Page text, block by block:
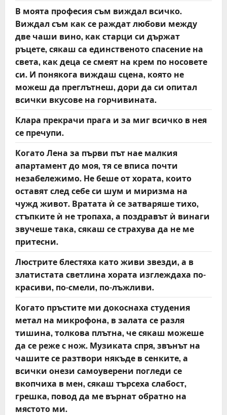
В моята професия съм виждал всичко.
Виждал съм как се раждат любови между
две чаши вино, как старци си държат
ръцете, сякаш са единственото спасение на
света, как деца се смеят на крем по носовете
си. И понякога виждаш сцена, която не
можеш да преглътнеш, дори да си опитал
всички вкусове на горчивината.
Клара прекрачи прага и за миг всичко в нея
се пречупи.
Когато Лена за първи път нае малкия
апартамент до моя, тя се вписа почти
незабележимо. Не беше от хората, които
оставят след себе си шум и миризма на
чужд живот. Вратата ѝ се затваряше тихо,
стъпките ѝ не тропаха, а поздравът ѝ винаги
звучеше така, сякаш се страхува да не ме
притесни.
Люстрите блестяха като живи звезди, а в
златистата светлина хората изглеждаха по-
красиви, по-смели, по-лъжливи.
Когато пръстите ми докоснаха студения
метал на микрофона, в залата се разля
тишина, толкова плътна, че сякаш можеше
да се реже с нож. Музиката спря, звънът на
чашите се разтвори някъде в сенките, а
всички онези самоуверени погледи се
вкопчиха в мен, сякаш търсеха слабост,
грешка, повод да ме върнат обратно на
мястото ми.